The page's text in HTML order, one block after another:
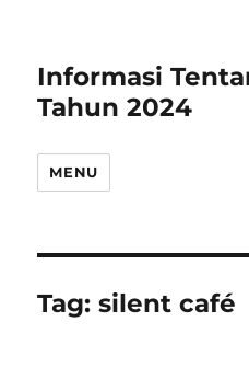
Informasi
Tahun 2024
MENU
Tag:silent café